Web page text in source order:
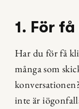
1. För
Har du för få
många som
inte är